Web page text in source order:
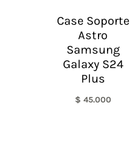
Case Soporte
Astro
Samsung
Galaxy S24
Plus
$ 45.000